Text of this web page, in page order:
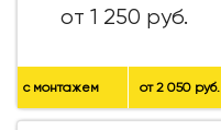
от 1 250 руб.
с монтажем от 2 050 руб.